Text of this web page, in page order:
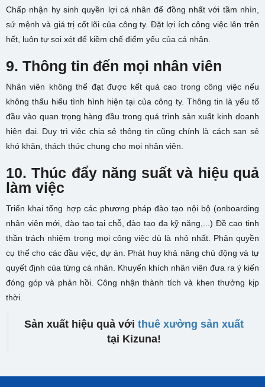
Chấp nhận hy sinh quyền lợi cá nhân để đồng nhất với tầm nhìn,
sứ mệnh và giá trị cốt lõi của công ty. Đặt lợi ích công việc lên trên
hết, luôn tự soi xét để kiềm chế điểm yếu của cá nhân.
9. Thông tin đến mọi nhân viên
Nhân viên không thể đạt được kết quả cao trong công việc nếu
không thấu hiểu tình hình hiện tại của công ty. Thông tin là yếu tố
đầu vào quan trọng hàng đầu trong quá trình sản xuất kinh doanh
hiện đại. Duy trì việc chia sẻ thông tin cũng chính là cách san sẻ
khó khăn, thách thức chung cho mọi nhân viên.
10. Thúc đẩy năng suất và hiệu quả
làm việc
Triển khai tổng hợp các phương pháp đào tạo nội bộ (onboarding
nhân viên mới, đào tạo tại chỗ, đào tạo đa kỹ năng,...) Đề cao tinh
thần trách nhiệm trong mọi công việc dù là nhỏ nhất. Phân quyền
cụ thể cho các đầu việc, dự án. Phát huy khả năng chủ động và tự
quyết định của từng cá nhân. Khuyến khích nhân viên đưa ra ý kiến
đóng góp và phản hồi. Công nhận thành tích và khen thưởng kịp
thời.
Sản xuất hiệu quả với thuê xưởng sản xuất
tại Kizuna!